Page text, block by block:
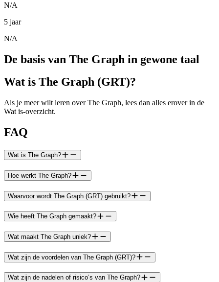
N/A
5 jaar
N/A
De basis van The Graph in gewone taal
Wat is The Graph (GRT)?
Als je meer wilt leren over The Graph, lees dan alles erover in de
Wat is-overzicht.
FAQ
Wat is The Graph?
Hoe werkt The Graph?
Waarvoor wordt The Graph (GRT) gebruikt?
Wie heeft The Graph gemaakt?
Wat maakt The Graph uniek?
Wat zijn de voordelen van The Graph (GRT)?
Wat zijn de nadelen of risico’s van The Graph?